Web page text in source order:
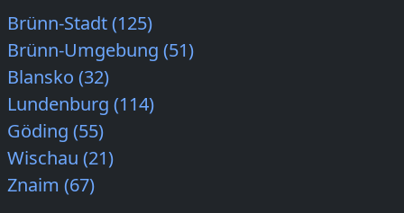
Brünn-Stadt (125)
Brünn-Umgebung (51)
Blansko (32)
Lundenburg (114)
Göding (55)
Wischau (21)
Znaim (67)